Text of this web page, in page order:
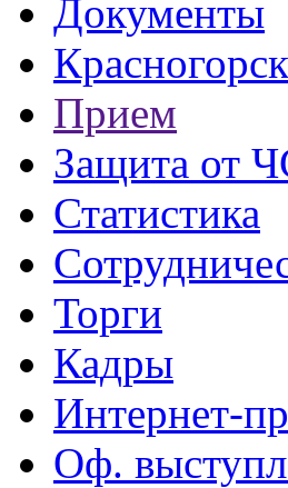
Документы
Прием
Защита от
Статистика
Торги
Кадры
Интернет-
Оф.